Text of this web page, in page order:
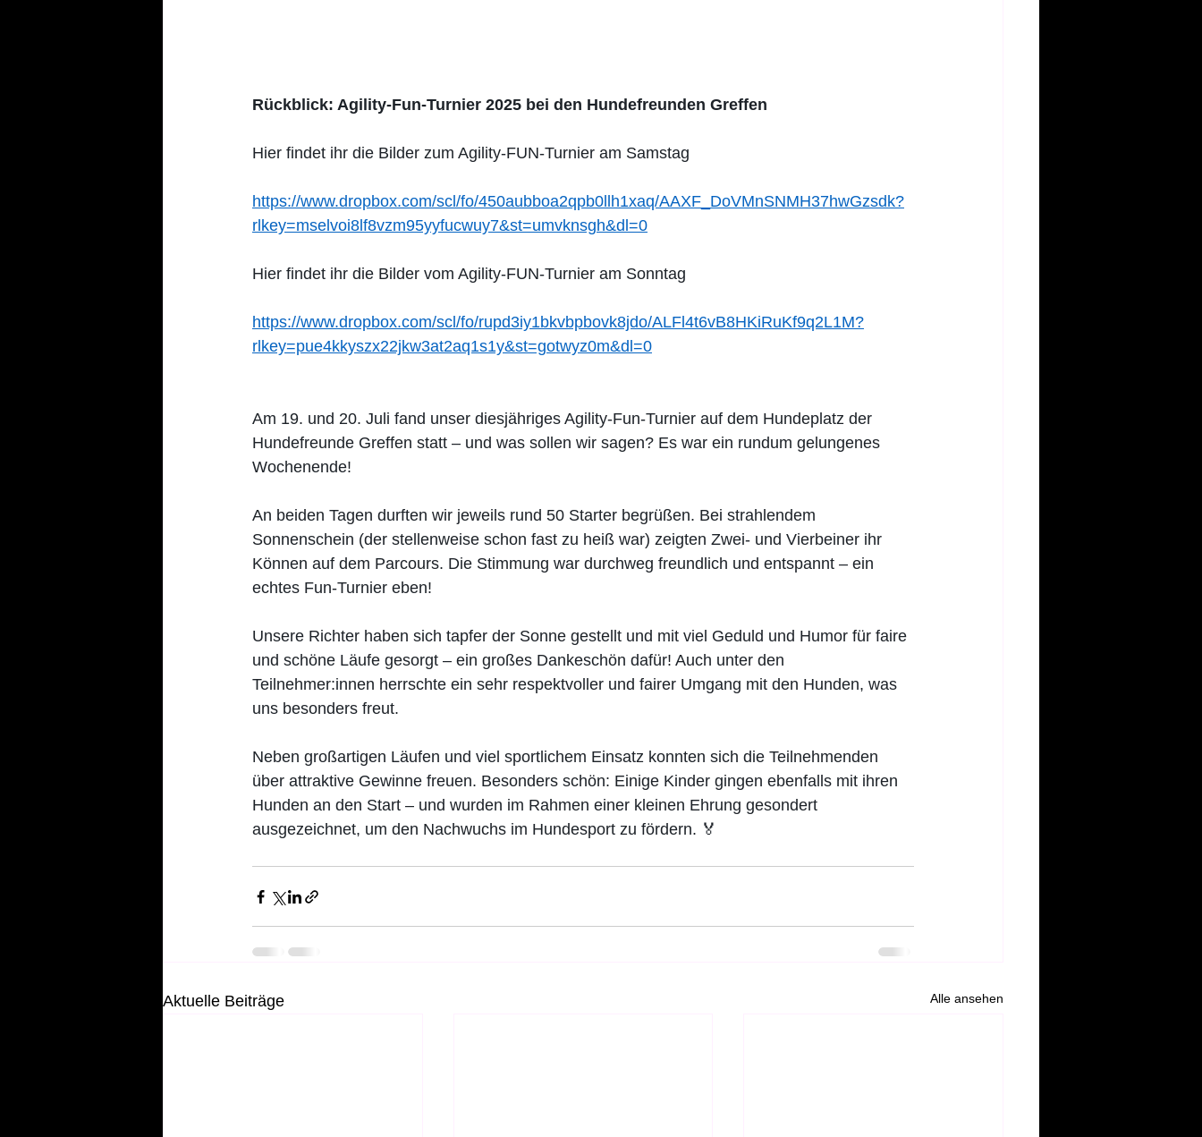
Rückblick: Agility-Fun-Turnier 2025 bei den Hundefreunden Greffen
Hier findet ihr die Bilder zum Agility-FUN-Turnier am Samstag
https://www.dropbox.com/scl/fo/450aubboa2qpb0llh1xaq/AAXF_DoVMnSNMH37hwGzsdk?
rlkey=mselvoi8lf8vzm95yyfucwuy7&st=umvknsgh&dl=0
Hier findet ihr die Bilder vom Agility-FUN-Turnier am Sonntag
https://www.dropbox.com/scl/fo/rupd3iy1bkvbpbovk8jdo/ALFl4t6vB8HKiRuKf9q2L1M?
rlkey=pue4kkyszx22jkw3at2aq1s1y&st=gotwyz0m&dl=0
Am 19. und 20. Juli fand unser diesjähriges Agility-Fun-Turnier auf dem Hundeplatz der
Hundefreunde Greffen statt – und was sollen wir sagen? Es war ein rundum gelungenes
Wochenende!
An beiden Tagen durften wir jeweils rund 50 Starter begrüßen. Bei strahlendem
Sonnenschein (der stellenweise schon fast zu heiß war) zeigten Zwei- und Vierbeiner ihr
Können auf dem Parcours. Die Stimmung war durchweg freundlich und entspannt – ein
echtes Fun-Turnier eben!
Unsere Richter haben sich tapfer der Sonne gestellt und mit viel Geduld und Humor für faire
und schöne Läufe gesorgt – ein großes Dankeschön dafür! Auch unter den
Teilnehmer:innen herrschte ein sehr respektvoller und fairer Umgang mit den Hunden, was
uns besonders freut.
Neben großartigen Läufen und viel sportlichem Einsatz konnten sich die Teilnehmenden
über attraktive Gewinne freuen. Besonders schön: Einige Kinder gingen ebenfalls mit ihren
Hunden an den Start – und wurden im Rahmen einer kleinen Ehrung gesondert
ausgezeichnet, um den Nachwuchs im Hundesport zu fördern. 🏅
Aktuelle Beiträge Alle ansehen